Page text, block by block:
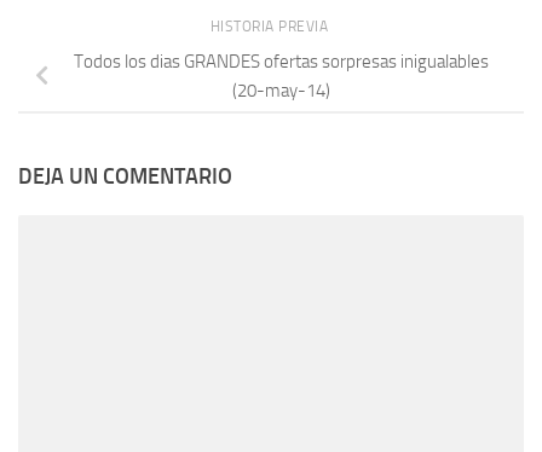
HISTORIA PREVIA
Todos los dias GRANDES ofertas sorpresas inigualables
(20-may-14)
DEJA UN COMENTARIO